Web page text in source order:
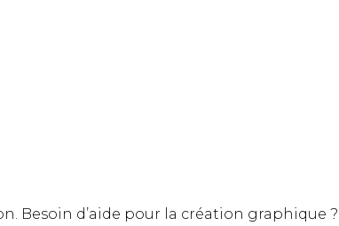
Besoin d’aide pour la création graphique